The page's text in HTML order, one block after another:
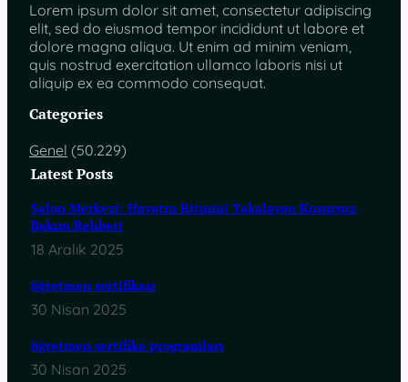
Lorem ipsum dolor sit amet, consectetur adipiscing
elit, sed do eiusmod tempor incididunt ut labore et
dolore magna aliqua. Ut enim ad minim veniam,
quis nostrud exercitation ullamco laboris nisi ut
aliquip ex ea commodo consequat.
Categories
Genel (50.229)
Latest Posts
Salon Merkezi: Hayatın Ritmini Yakalayan Kusursuz
Bakım Rehberi
18 Aralık 2025
öğretmen sertifikası
30 Nisan 2025
öğretmen sertifika programları
30 Nisan 2025